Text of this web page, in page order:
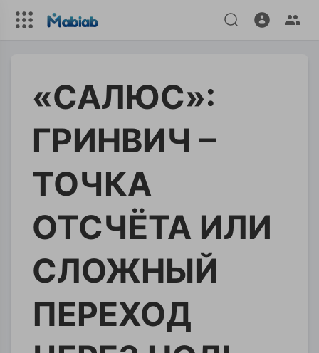
«САЛЮС»:
ГРИНВИЧ –
ТОЧКА
ОТСЧЁТА ИЛИ
СЛОЖНЫЙ
ПЕРЕХОД